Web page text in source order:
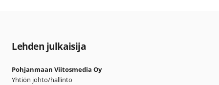
Lehden julkaisija
Pohjanmaan Viitosmedia Oy
Yhtiön johto/hallinto